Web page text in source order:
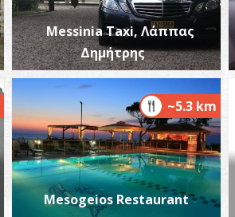
Messinia Taxi, Λάππας
Δημήτρης
~5.3 km
Mesogeios Restaurant